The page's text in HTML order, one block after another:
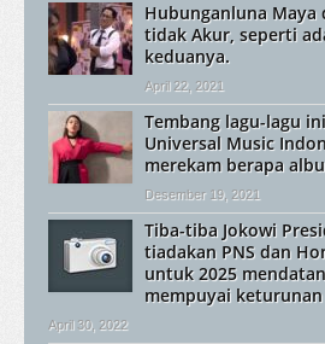
Hubunganluna Maya
tidak Akur, seperti
keduanya.
April 22, 2021
Tembang lagu-lagu
Universal Music
merekam berapa
Desember 19, 2021
Tiba-tiba Jokowi
tiadakan PNS dan
untuk 2025
mempuyai
April 30, 2022